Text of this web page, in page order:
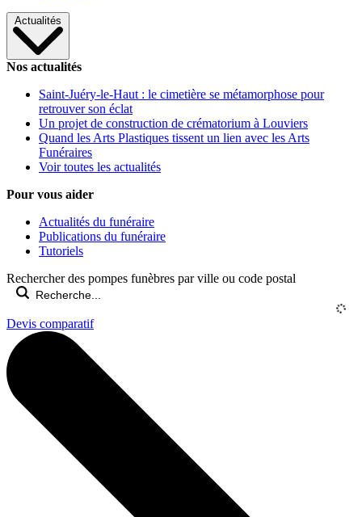
Actualités
Nos actualités
Saint-Juéry-le-Haut : le cimetière se métamorphose pour
retrouver son éclat
Un projet de construction de crématorium à Louviers
Quand les Arts Plastiques tissent un lien avec les Arts
Funéraires
Voir toutes les actualités
Pour vous aider
Actualités du funéraire
Publications du funéraire
Tutoriels
Rechercher des pompes funèbres par ville ou code postal
Devis comparatif